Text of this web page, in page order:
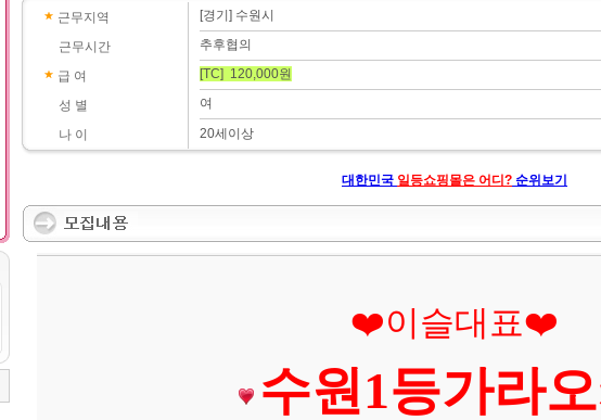
근무지역
근무시간
급 여
성 별
나 이
[경기] 수원시
추후협의
[TC] 120,000원
여
20세이상
대한민국 일등쇼핑몰은 어디? 순위보기
❤️이슬대표❤️
수원1등가라